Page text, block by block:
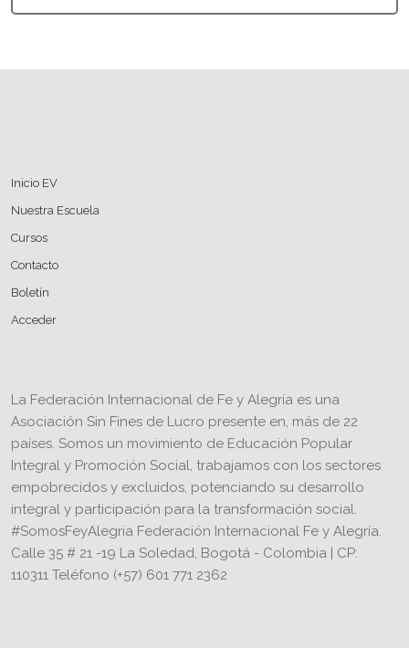
Inicio EV
Nuestra Escuela
Cursos
Contacto
Boletín
Acceder
La Federación Internacional de Fe y Alegría es una
Asociación Sin Fines de Lucro presente en, más de 22
países. Somos un movimiento de Educación Popular
Integral y Promoción Social, trabajamos con los sectores
empobrecidos y excluidos, potenciando su desarrollo
integral y participación para la transformación social.
#SomosFeyAlegria Federación Internacional Fe y Alegría.
Calle 35 # 21 -19 La Soledad, Bogotá - Colombia | CP:
110311 Teléfono (+57) 601 771 2362